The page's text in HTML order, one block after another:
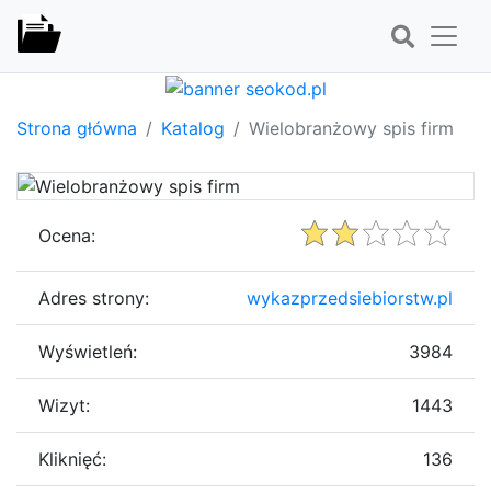
Strona główna Katalog Wielobranżowy spis firm
Ocena:
Adres strony: wykazprzedsiebiorstw.pl
Wyświetleń: 3984
Wizyt: 1443
Kliknięć: 136